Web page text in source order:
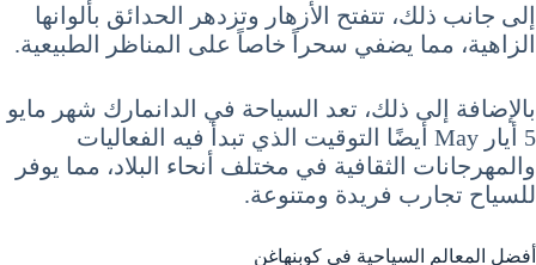
إلى جانب ذلك، تتفتح الأزهار وتزدهر الحدائق بألوانها
الزاهية، مما يضفي سحراً خاصاً على المناظر الطبيعية.
بالإضافة إلى ذلك، تعد السياحة في الدانمارك شهر مايو
5 أيار May أيضًا التوقيت الذي تبدأ فيه الفعاليات
والمهرجانات الثقافية في مختلف أنحاء البلاد، مما يوفر
للسياح تجارب فريدة ومتنوعة.
أفضل المعالم السياحية في كوبنهاغن